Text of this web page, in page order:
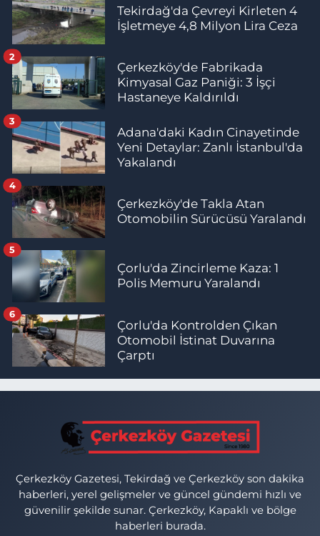
Tekirdağ'da Çevreyi Kirleten 4
İşletmeye 4,8 Milyon Lira Ceza
Çerkezköy'de Fabrikada
Kimyasal Gaz Paniği: 3 İşçi
Hastaneye Kaldırıldı
2
Adana'daki Kadın Cinayetinde
Yeni Detaylar: Zanlı İstanbul'da
Yakalandı
3
Çerkezköy'de Takla Atan
Otomobilin Sürücüsü Yaralandı
4
Çorlu'da Zincirleme Kaza: 1
Polis Memuru Yaralandı
5
Çorlu'da Kontrolden Çıkan
Otomobil İstinat Duvarına
Çarptı
6
Çerkezköy Gazetesi, Tekirdağ ve Çerkezköy son dakika
haberleri, yerel gelişmeler ve güncel gündemi hızlı ve
güvenilir şekilde sunar. Çerkezköy, Kapaklı ve bölge
haberleri burada.